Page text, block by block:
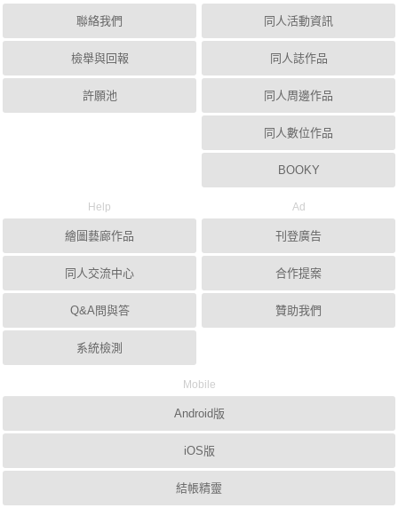
聯絡我們
檢舉與回報
許願池
同人活動資訊
同人誌作品
同人周邊作品
同人數位作品
BOOKY
Help
繪圖藝廊作品
同人交流中心
Q&A問與答
系統檢測
Ad
刊登廣告
合作提案
贊助我們
Mobile
Android版
iOS版
結帳精靈